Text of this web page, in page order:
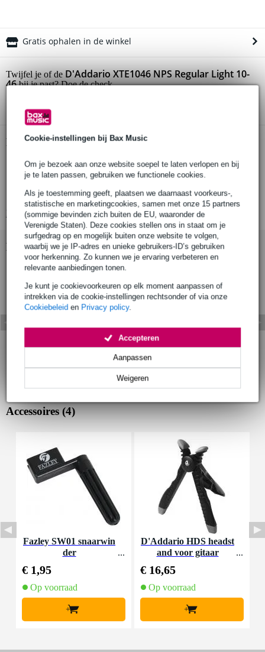
Cookie-instellingen bij Bax Music
Om je bezoek aan onze website soepel te laten verlopen en bij
je te laten passen, gebruiken we functionele cookies.
Als je toestemming geeft, plaatsen we daarnaast voorkeurs-,
statistische en marketingcookies, samen met onze 15 partners
(sommige bevinden zich buiten de EU, waaronder de
Verenigde Staten). Deze cookies stellen ons in staat om je
surfgedrag op en mogelijk buiten onze website te volgen,
waarbij we je IP-adres en unieke gebruikers-ID’s gebruiken
voor herkenning. Zo kunnen we je ervaring verbeteren en
relevante aanbiedingen tonen.
Je kunt je cookievoorkeuren op elk moment aanpassen of
intrekken via de cookie-instellingen rechtsonder of via onze
Cookiebeleid en Privacy policy.
Weigeren
Aanpassen
Accepteren
Gratis ophalen in de winkel
Twijfel je of de D'Addario XTE1046 NPS Regular Light 10-
46bij je past? Doe de check.
Productinformatie
D’Addario snarenset voor elektrische gitaar
serie: XT Electric
type: XTE1046
Bekijk alle productspecificaties
Bekijk ook eens (1)
Accessoires (4)
Fazley SW01 snaarwin
der
€ 1,95
Op voorraad
+
D'Addario HDS headst
and voor gitaar
€ 16,65
Op voorraad
+